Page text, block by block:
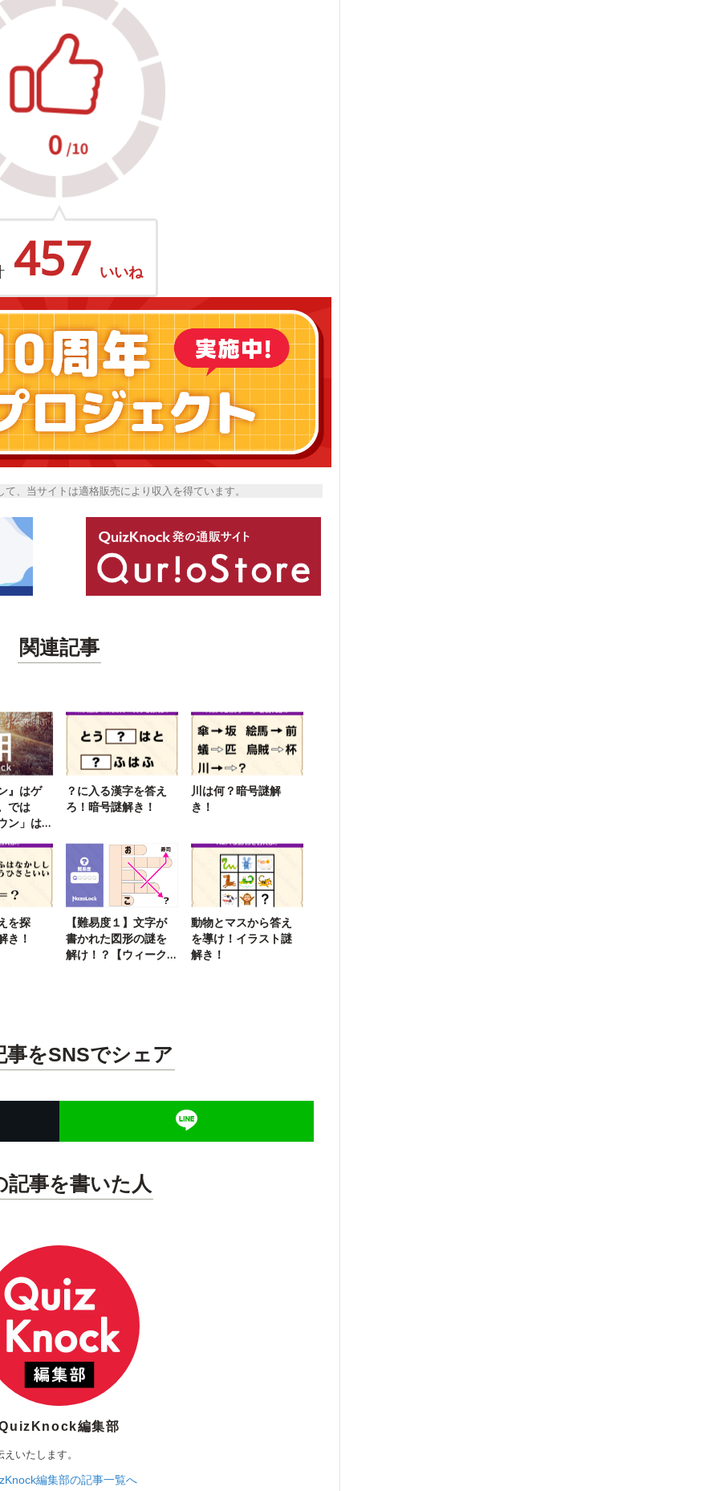
457 いいね
、当サイトは適格販売により収入を得ています。
関連記事
』はゲ
では
ン」は
？に入る漢字を答え
ろ！暗号謎解き！
川は何？暗号謎解
き！
を探
き！
【難易度１】文字が
書かれた図形の謎を
解け！？【ウィーク
動物とマスから答え
を導け！イラスト謎
解き！
事をSNSでシェア
記事を書いた人
編集部
いたします。
編集部の記事一覧へ